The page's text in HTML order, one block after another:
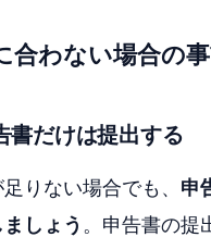
合わない場合の
書だけは提出する
りない場合でも、 申
しょう 。申告書の提